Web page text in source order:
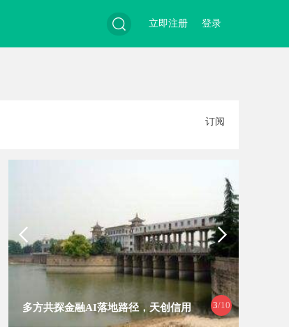
登录
立即注册
订阅
3/10
多方共探金融AI落地路径，天创信用